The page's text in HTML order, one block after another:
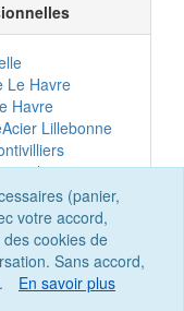
(panier,
votre accord,
cookies de
Sans accord,
En savoir plus
Le Havre
Havre
Acier Lillebonne
chantier
bardage
Le Havre